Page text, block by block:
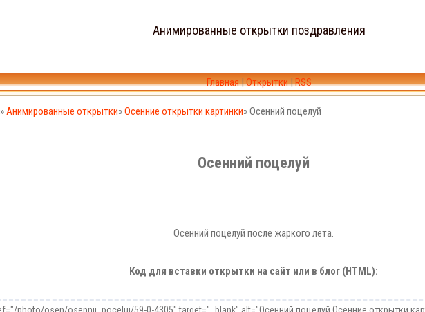
Анимированные открытки поздравления
Главная|Открытки|RSS
»Анимированные открытки»Осенние открытки картинки» Осенний поцелуй
Осенний поцелуй
Осенний поцелуй после жаркого лета.
Код для вставки открытки на сайт или в блог (HTML):